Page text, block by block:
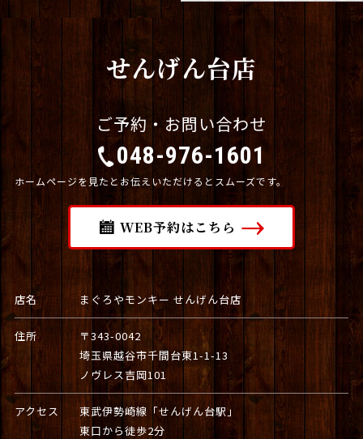
せんげん台店
ご予約・お問い合わせ
048-976-1601
ホームページを見たとお伝えいただけるとスムーズです。
WEB予約はこちら
店名 まぐろやモンキー せんげん台店
住所
〒343-0042
埼玉県越谷市千間台東1-1-13
ノヴレス吉岡101
アクセス
東武伊勢崎線「せんげん台駅」
東口から徒歩2分